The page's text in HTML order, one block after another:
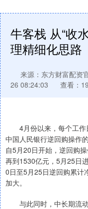
牛客栈 从“收
理精细化思路
来源：东方财富配资
26 08:24:03
查看：
4月份以来，每个工作
中国人民银行逆回购操作
自5月20日开始，逆回购
再到1530亿元，5月25日
0日至5月25日逆回购累计
加大。
与此同时，中长期流动